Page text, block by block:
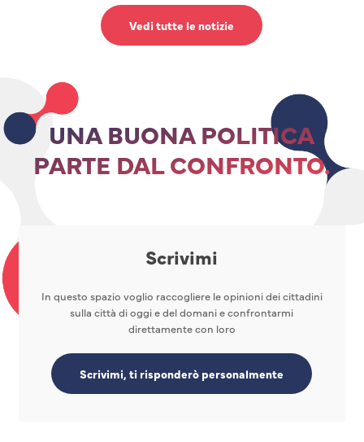
Vedi tutte le notizie
UNA BUONA POLITICA
PARTE DAL CONFRONTO.
Scrivimi
In questo spazio voglio raccogliere le opinioni dei cittadini
sulla città di oggi e del domani e confrontarmi
direttamente con loro
Scrivimi, ti risponderò personalmente